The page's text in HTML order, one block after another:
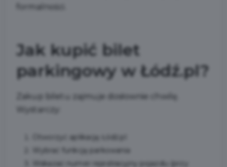
formalności.
Jak kupić bilet
parkingowy w Łódź.pl?
Zakup biletu zajmuje dosłownie chwilę.
Wystarczy:
Otworzyć aplikację Łódź.pl
Wybrać funkcję parkowania
Wskazać numer rejestracyjny pojazdu (przy